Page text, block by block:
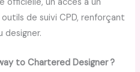
de suivi CPD, renforçant
designer.
to Chartered Designer ?